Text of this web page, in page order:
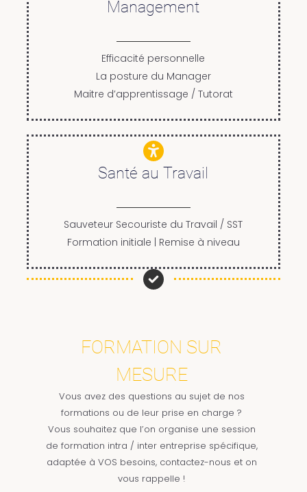
Management
Efficacité personnelle
La posture du Manager
Maitre d’apprentissage / Tutorat
Santé au Travail
Sauveteur Secouriste du Travail / SST
Formation initiale | Remise à niveau
FORMATION SUR
MESURE
Vous avez des questions au sujet de nos
formations ou de leur prise en charge ?
Vous souhaitez que l’on organise une session
de formation intra / inter entreprise spécifique,
adaptée à VOS besoins, contactez-nous et on
vous rappelle !